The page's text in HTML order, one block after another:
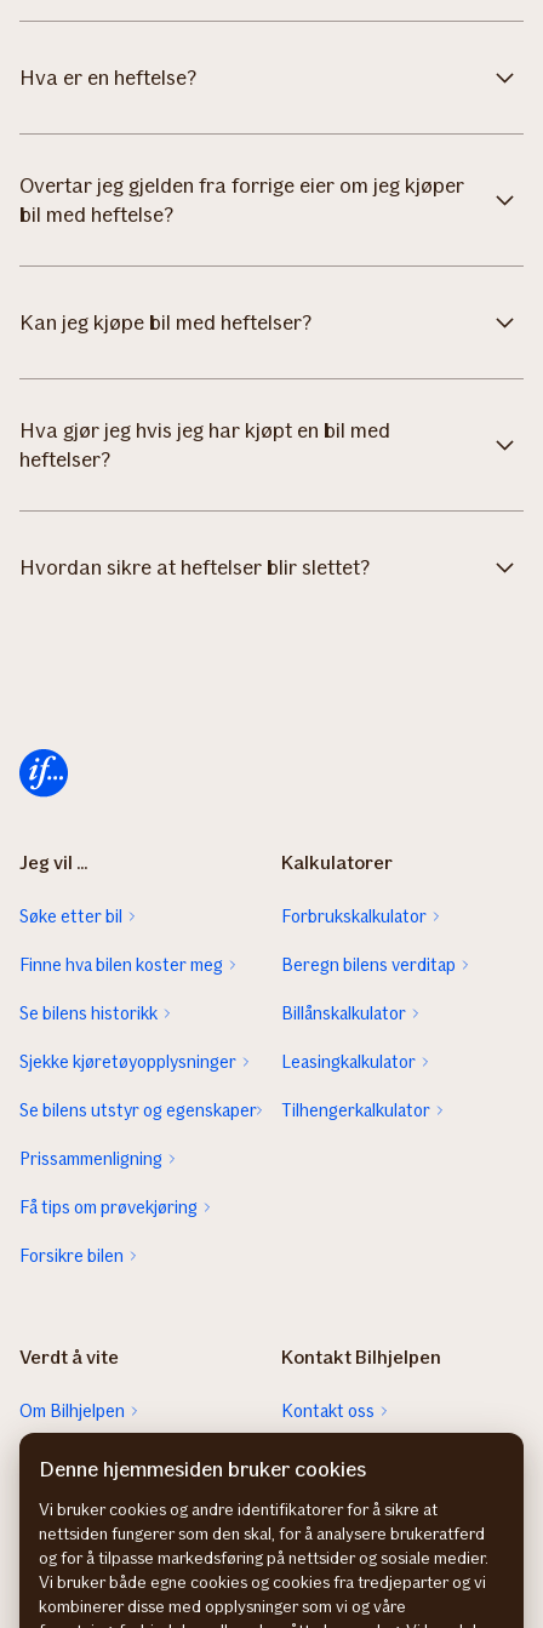
Hva er en heftelse?
Overtar jeg gjelden fra forrige eier om jeg kjøper
bil med heftelse?
Kan jeg kjøpe bil med heftelser?
Hva gjør jeg hvis jeg har kjøpt en bil med
heftelser?
Hvordan sikre at heftelser blir slettet?
Forsiden
Jeg vil ...
Søke etter bil
Finne hva bilen koster meg
Se bilens historikk
Sjekke kjøretøyopplysninger
Se bilens utstyr og egenskaper
Prissammenligning
Få tips om prøvekjøring
Forsikre bilen
Kalkulatorer
Forbrukskalkulator
Beregn bilens verditap
Billånskalkulator
Leasingkalkulator
Tilhengerkalkulator
Verdt å vite
Om Bilhjelpen
Sjekk neste EU-kontroll
Sjekk heftelser
Hvem eier bilen?
Kontakt Bilhjelpen
Kontakt oss
Rett feil fra FINN-annonsen
Denne hjemmesiden bruker cookies
Vi bruker cookies og andre identifikatorer for å sikre at
nettsiden fungerer som den skal, for å analysere brukeratferd
og for å tilpasse markedsføring på nettsider og sosiale medier.
Vi bruker både egne cookies og cookies fra tredjeparter og vi
kombinerer disse med opplysninger som vi og våre